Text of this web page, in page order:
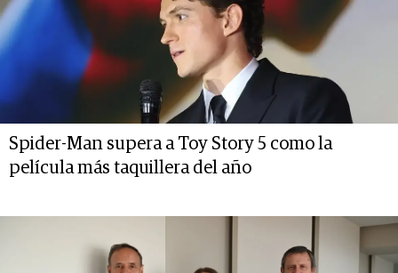
Spider-Man supera a Toy Story 5 como la
película más taquillera del año